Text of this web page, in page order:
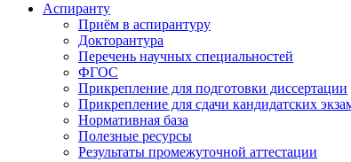
Аспиранту
Приём в аспирантуру
Докторантура
Перечень научных специальностей
ФГОС
Прикрепление для подготовки диссертации
Прикрепление для сдачи кандидатских
Нормативная база
Полезные ресурсы
Результаты промежуточной аттестации